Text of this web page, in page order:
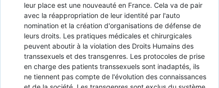
leur place est une nouveauté en France. Cela va de pair
avec la réappropriation de leur identité par l'auto
nomination et la création d'organisations de défense de
leurs droits. Les pratiques médicales et chirurgicales
peuvent aboutir à la violation des Droits Humains des
transsexuels et des transgenres. Les protocoles de prise
en charge des patients transsexuels sont inadaptés, ils
ne tiennent pas compte de l'évolution des connaissances